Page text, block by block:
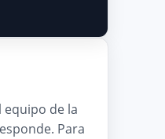
equipo de la
Para